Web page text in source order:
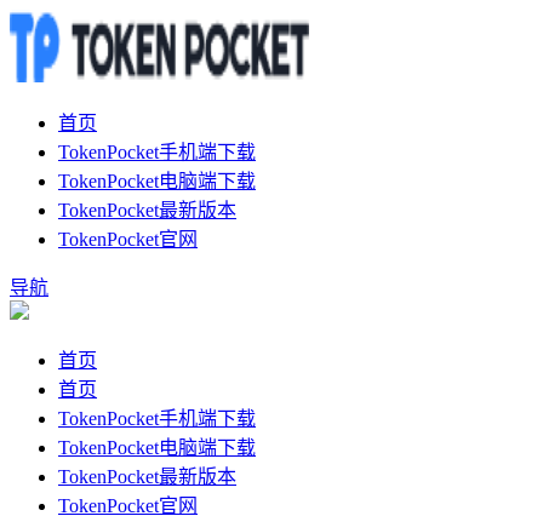
首页
TokenPocket手机端下载
TokenPocket电脑端下载
TokenPocket最新版本
TokenPocket官网
导航
首页
首页
TokenPocket手机端下载
TokenPocket电脑端下载
TokenPocket最新版本
TokenPocket官网